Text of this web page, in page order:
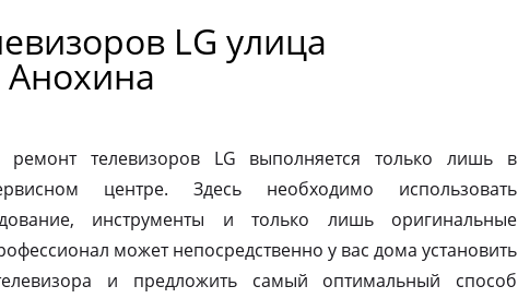
LG улица
ремонт телевизоров LG выполняется только лишь в
центре. Здесь необходимо использовать
инструменты и только лишь оригинальные
может непосредственно у вас дома установить
и предложить самый оптимальный способ